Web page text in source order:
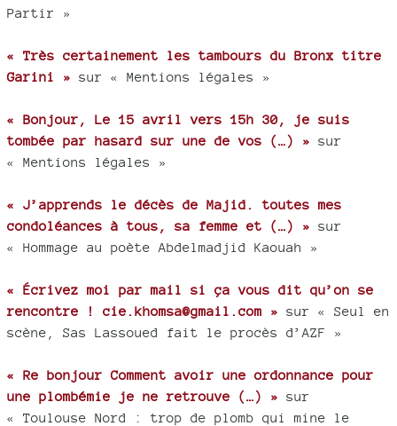
Partir »
« Très certainement les tambours du Bronx titre
Garini » sur « Mentions légales »
« Bonjour, Le 15 avril vers 15h 30, je suis
tombée par hasard sur une de vos (…) » sur
« Mentions légales »
« J’apprends le décès de Majid. toutes mes
condoléances à tous, sa femme et (…) » sur
« Hommage au poète Abdelmadjid Kaouah »
« Écrivez moi par mail si ça vous dit qu’on se
rencontre ! cie.khomsa@gmail.com » sur « Seul en
scène, Sas Lassoued fait le procès d’AZF »
« Re bonjour Comment avoir une ordonnance pour
une plombémie je ne retrouve (…) » sur
« Toulouse Nord : trop de plomb qui mine le